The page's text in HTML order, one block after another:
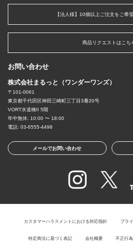
【法人様】10個以上ご注文をご希
商品リクエストはこち
お問い合わせ
株式会社まるっと（ワンダーワンズ）
〒101-0061
東京都千代田区神田三崎町三丁目3番20号
VORT水道橋II 5階
年中無休: 10:00 〜 18:00
電話: 03-6555-4498
メールでお問い合わせ
カスタマーハラスメントにおける対応指針 プラ
特定商法に基づく表記 会社概要 不正行